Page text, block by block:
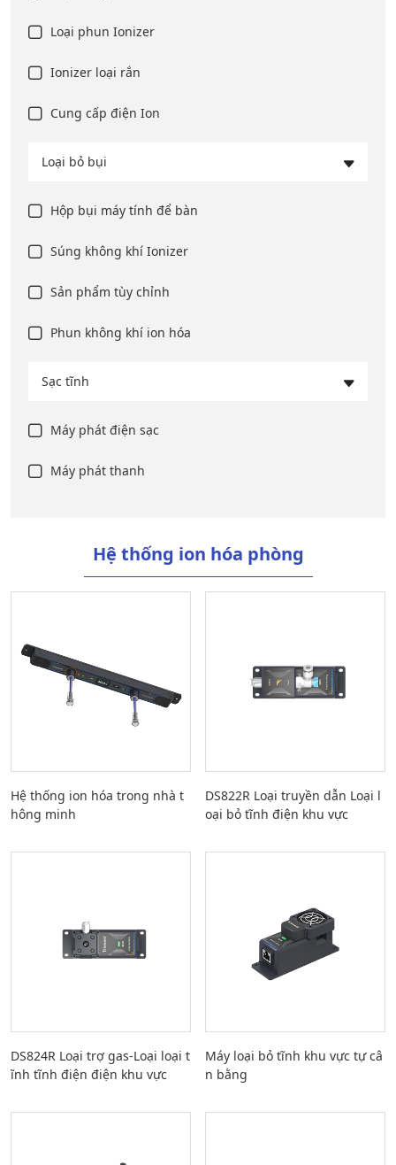
Loại phun Ionizer
Ionizer loại rắn
Cung cấp điện Ion
Loại bỏ bụi
Hộp bụi máy tính để bàn
Súng không khí Ionizer
Sản phẩm tùy chỉnh
Phun không khí ion hóa
Sạc tĩnh
Máy phát điện sạc
Máy phát thanh
Hệ thống ion hóa phòng
Hệ thống ion hóa trong nhà t
hông minh
DS822R Loại truyền dẫn Loại l
oại bỏ tĩnh điện khu vực
DS824R Loại trợ gas-Loại loại t
ĩnh tĩnh điện điện khu vực
Máy loại bỏ tĩnh khu vực tự câ
n bằng